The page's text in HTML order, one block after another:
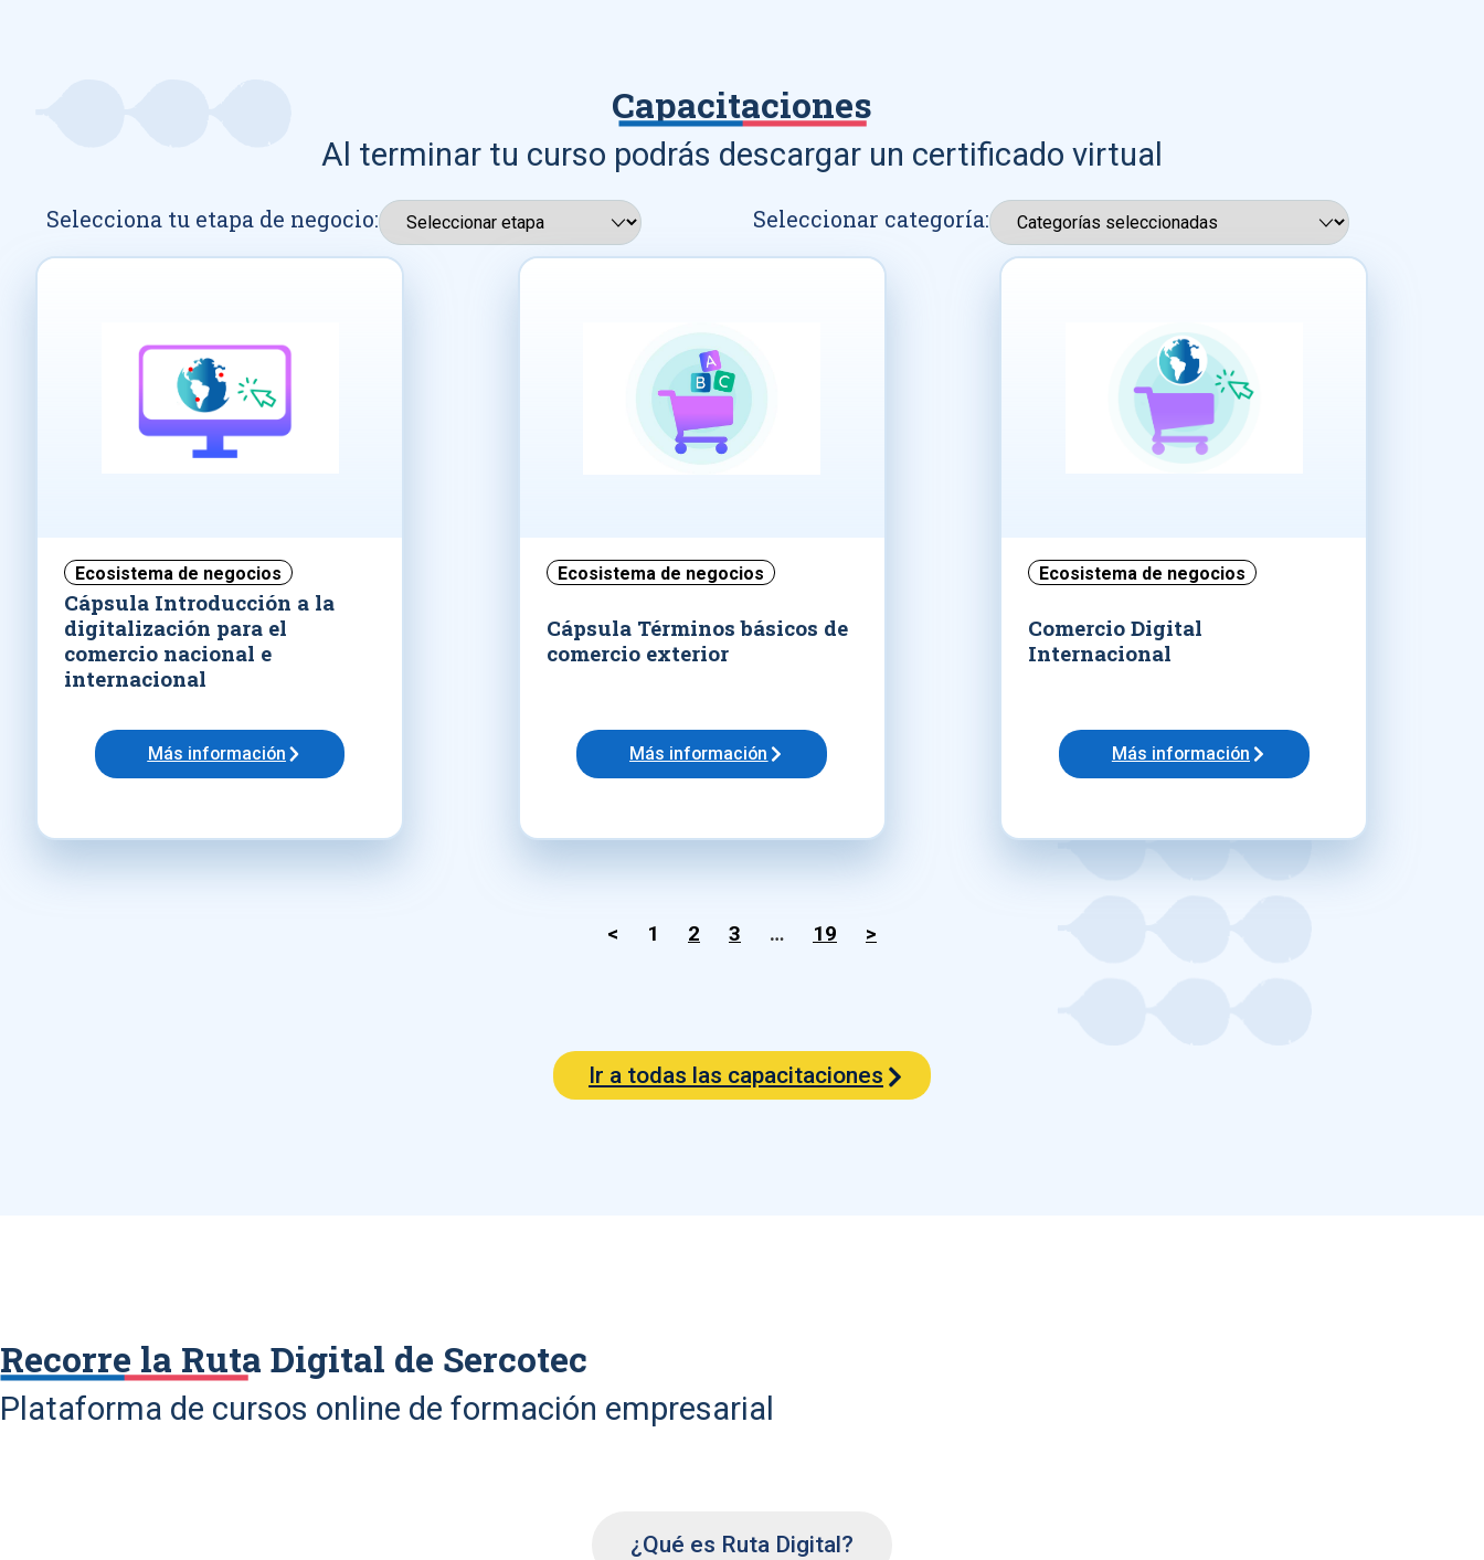
Capacitaciones
Al terminar tu curso podrás descargar un certificado virtual
Selecciona tu etapa de negocio: Seleccionar categoría:
Ecosistema de negocios
Cápsula Introducción a la
digitalización para el
comercio nacional e
internacional
Más información
Ecosistema de negocios
Cápsula Términos básicos de
comercio exterior
Más información
Ecosistema de negocios
Comercio Digital
Internacional
Más información
< 1 2 3 … 19 >
Ir a todas las capacitaciones
Recorre la Ruta Digital de Sercotec
Plataforma de cursos online de formación empresarial
¿Qué es Ruta Digital?